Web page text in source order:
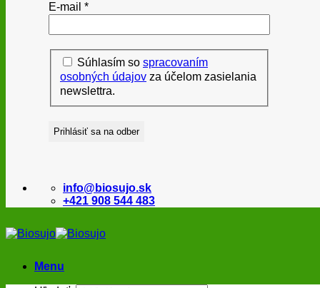
E-mail *
Súhlasím so spracovaním
osobných údajov za účelom zasielania
newslettra.
info@biosujo.sk
+421 908 544 483
Menu